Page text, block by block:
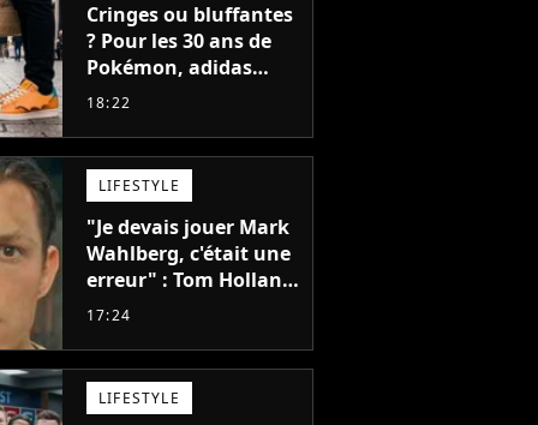
Cringes ou bluffantes
? Pour les 30 ans de
Pokémon, adidas
dévoile une énorme
et je ne sais pas quoi
en penser
18:22
LIFESTYLE
"Je devais jouer Mark
Wahlberg, c'était une
erreur" : Tom Holland,
la star de Spider-Man,
blockbuster
17:24
LIFESTYLE